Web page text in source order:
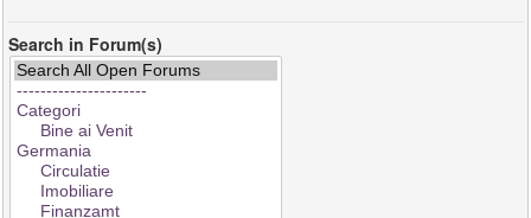
Search in Forum(s)